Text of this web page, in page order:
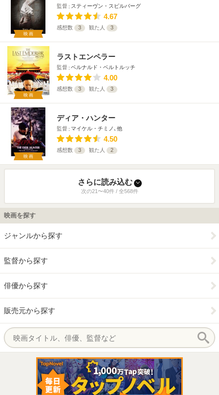
映画
監督 スティーヴン・スピルバーグ
4.67
感想数 3 観た人 3
映画
ラストエンペラー
監督 ベルナルド・ベルトルッチ
4.00
感想数 3 観た人 3
映画
ディア・ハンター
監督 マイケル・チミノ､他
4.50
感想数 3 観た人 2
さらに読み込む
次の21〜40件 / 全568件
映画を探す
ジャンルから探す
監督から探す
俳優から探す
販売元から探す